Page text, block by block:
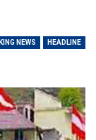
NEWS HEADLINE